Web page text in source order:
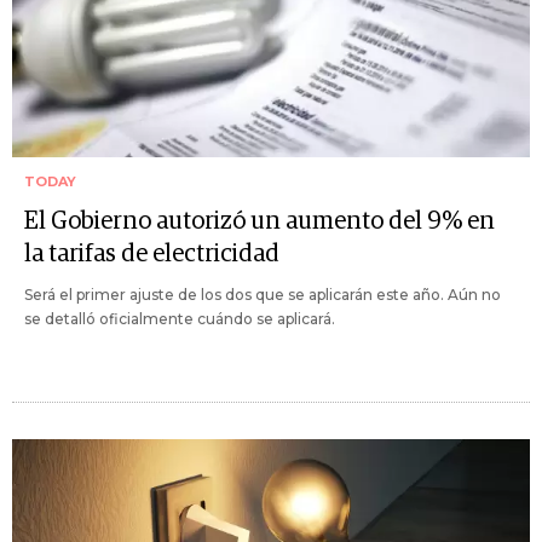
TODAY
El Gobierno autorizó un aumento del 9% en
la tarifas de electricidad
Será el primer ajuste de los dos que se aplicarán este año. Aún no
se detalló oficialmente cuándo se aplicará.